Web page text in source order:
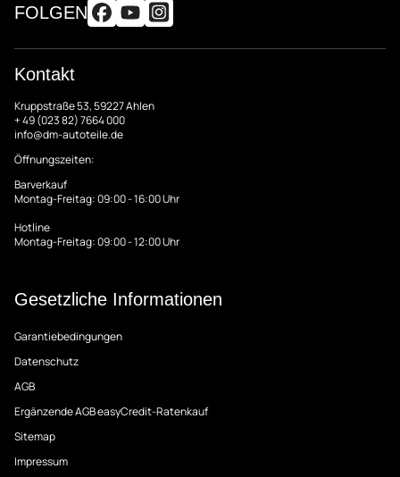
FOLGEN
Kontakt
Kruppstraße 53, 59227 Ahlen
+ 49 (023 82) 7664 000
info@dm-autoteile.de
Öffnungszeiten:
Barverkauf
Montag-Freitag: 09:00 - 16:00 Uhr
Hotline
Montag-Freitag: 09:00 - 12:00 Uhr
Gesetzliche Informationen
Garantiebedingungen
Datenschutz
AGB
Ergänzende AGB easyCredit-Ratenkauf
Sitemap
Impressum